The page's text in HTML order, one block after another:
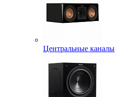
Центральные каналы